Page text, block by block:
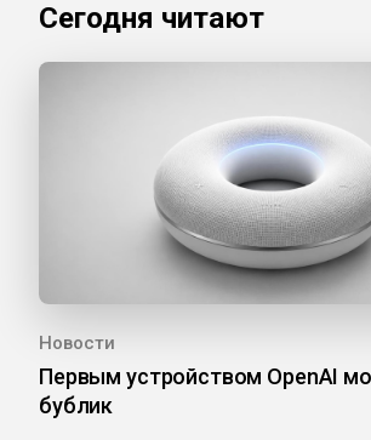
Сегодня читают
Новости
Первым устройством OpenAI
бублик